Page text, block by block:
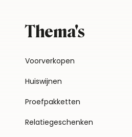
Thema's
Voorverkopen
Huiswijnen
Proefpakketten
Relatiegeschenken